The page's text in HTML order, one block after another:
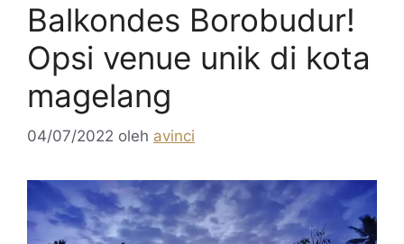
Balkondes Borobudur!
Opsi venue unik di kota
magelang
04/07/2022 oleh avinci